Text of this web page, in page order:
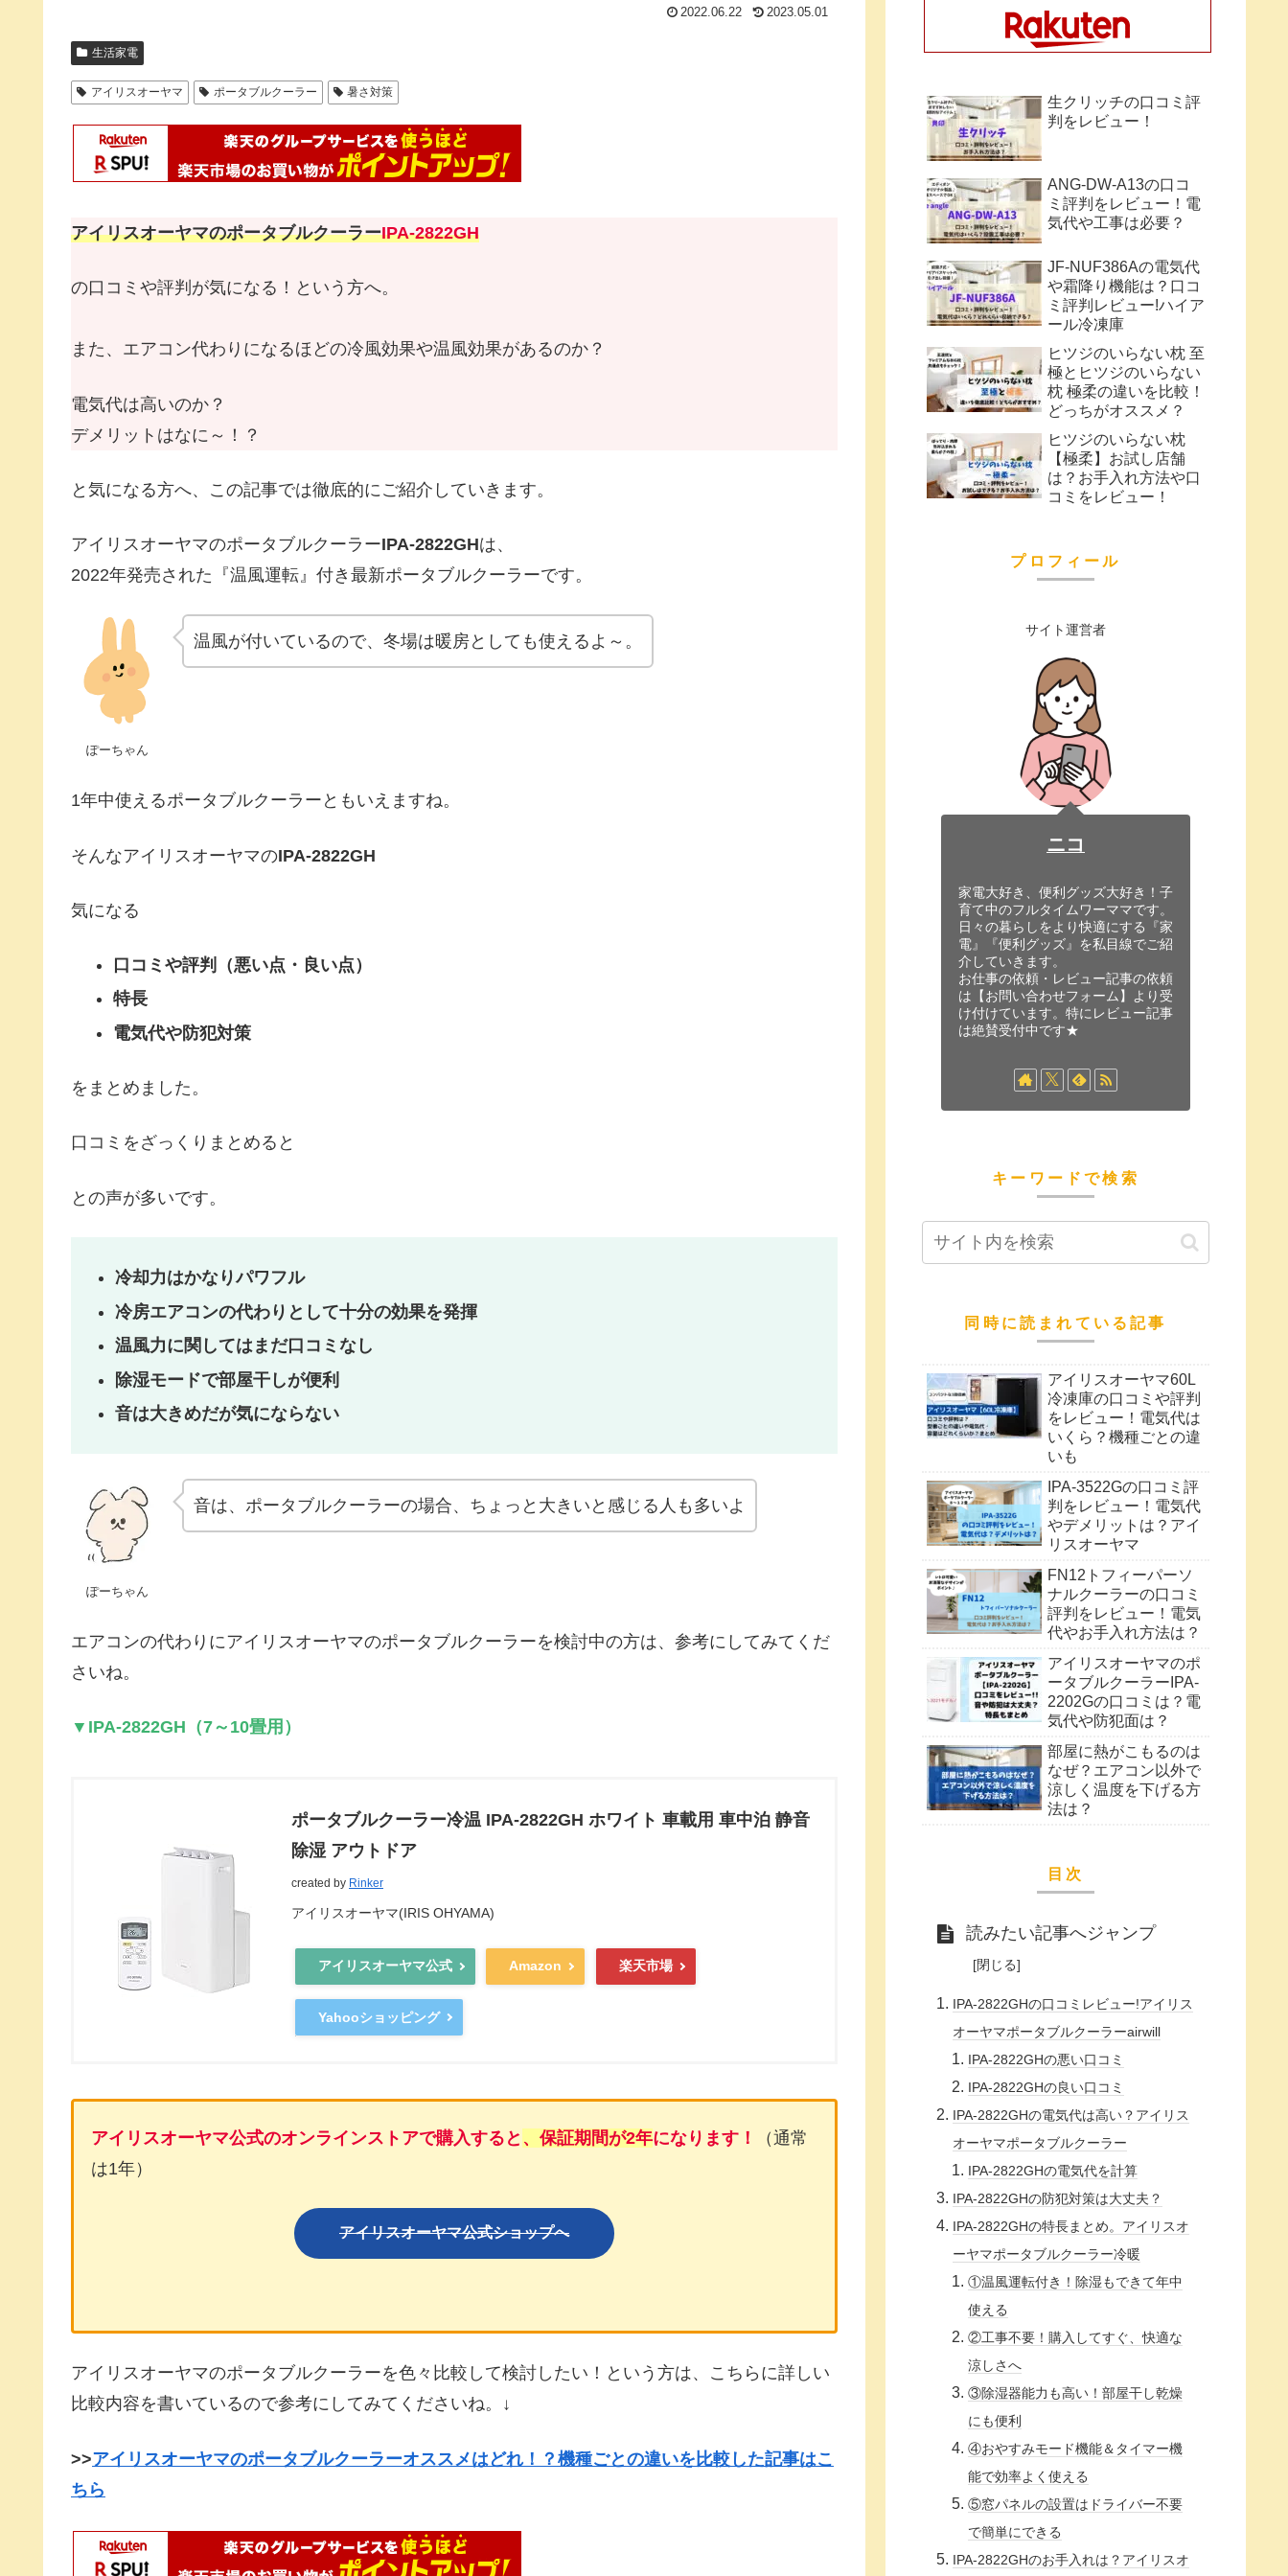
2022.06.22 2023.05.01
生活家電
アイリスオーヤマ ポータブルクーラー 暑さ対策
アイリスオーヤマのポータブルクーラーIPA-2822GH
の口コミや評判が気になる！という方へ。
また、エアコン代わりになるほどの冷風効果や温風効果があるのか？
電気代は高いのか？
デメリットはなに～！？
と気になる方へ、この記事では徹底的にご紹介していきます。
アイリスオーヤマのポータブルクーラーIPA-2822GHは、
2022年発売された『温風運転』付き最新ポータブルクーラーです。
ぽーちゃん
温風が付いているので、冬場は暖房としても使えるよ～。
1年中使えるポータブルクーラーともいえますね。
そんなアイリスオーヤマのIPA-2822GH
気になる
口コミや評判（悪い点・良い点）
特長
電気代や防犯対策
をまとめました。
口コミをざっくりまとめると
との声が多いです。
冷却力はかなりパワフル
冷房エアコンの代わりとして十分の効果を発揮
温風力に関してはまだ口コミなし
除湿モードで部屋干しが便利
音は大きめだが気にならない
ぽーちゃん
音は、ポータブルクーラーの場合、ちょっと大きいと感じる人も多いよ
エアコンの代わりにアイリスオーヤマのポータブルクーラーを検討中の方は、参考にしてみてくだ
さいね。
▼IPA-2822GH（7～10畳用）
ポータブルクーラー冷温 IPA-2822GH ホワイト 車載用 車中泊 静音
除湿 アウトドア
created by Rinker
アイリスオーヤマ(IRIS OHYAMA)
アイリスオーヤマ公式 Amazon 楽天市場
Yahooショッピング
アイリスオーヤマ公式のオンラインストアで購入すると 、保証期間が2年になります！
（通常
は1年）
アイリスオーヤマ公式ショップへ
アイリスオーヤマのポータブルクーラーを色々比較して検討したい！という方は、こちらに詳しい
比較内容を書いているので参考にしてみてくださいね。↓
>>アイリスオーヤマのポータブルクーラーオススメはどれ！？機種ごとの違いを比較した記事はこ
ちら
生クリッチの口コミ評
判をレビュー！
ANG-DW-A13の口コ
ミ評判をレビュー！電
気代や工事は必要？
JF-NUF386Aの電気代
や霜降り機能は？口コ
ミ評判レビュー!ハイア
ール冷凍庫
ヒツジのいらない枕 至
極とヒツジのいらない
枕 極柔の違いを比較！
どっちがオススメ？
ヒツジのいらない枕
【極柔】お試し店舗
は？お手入れ方法や口
コミをレビュー！
プロフィール
サイト運営者
ニコ
家電大好き、便利グッズ大好き！子
育て中のフルタイムワーママです。
日々の暮らしをより快適にする『家
電』『便利グッズ』を私目線でご紹
介していきます。
お仕事の依頼・レビュー記事の依頼
は【お問い合わせフォーム】より受
け付けています。特にレビュー記事
は絶賛受付中です★
キーワードで検索
同時に読まれている記事
アイリスオーヤマ60L
冷凍庫の口コミや評判
をレビュー！電気代は
いくら？機種ごとの違
いも
IPA-3522Gの口コミ評
判をレビュー！電気代
やデメリットは？アイ
リスオーヤマ
FN12トフィーパーソ
ナルクーラーの口コミ
評判をレビュー！電気
代やお手入れ方法は？
アイリスオーヤマのポ
ータブルクーラーIPA-
2202Gの口コミは？電
気代や防犯面は？
部屋に熱がこもるのは
なぜ？エアコン以外で
涼しく温度を下げる方
法は？
目次
読みたい記事へジャンプ
IPA-2822GHの口コミレビュー!アイリス
オーヤマポータブルクーラーairwill
IPA-2822GHの悪い口コミ
IPA-2822GHの良い口コミ
IPA-2822GHの電気代は高い？アイリス
オーヤマポータブルクーラー
IPA-2822GHの電気代を計算
IPA-2822GHの防犯対策は大丈夫？
IPA-2822GHの特長まとめ。アイリスオ
ーヤマポータブルクーラー冷暖
①温風運転付き！除湿もできて年中
使える
②工事不要！購入してすぐ、快適な
涼しさへ
③除湿器能力も高い！部屋干し乾燥
にも便利
④おやすみモード機能＆タイマー機
能で効率よく使える
⑤窓パネルの設置はドライバー不要
で簡単にできる
IPA-2822GHのお手入れは？アイリスオ